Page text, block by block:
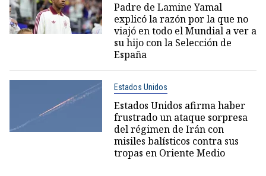
Padre de Lamine Yamal
explicó la razón por la que no
viajó en todo el Mundial a ver a
su hijo con la Selección de
España
Estados Unidos
Estados Unidos afirma haber
frustrado un ataque sorpresa
del régimen de Irán con
misiles balísticos contra sus
tropas en Oriente Medio